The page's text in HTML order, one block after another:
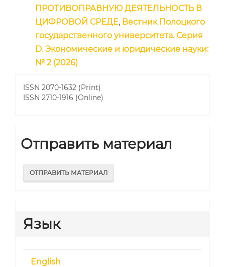
ПРОТИВОПРАВНУЮ ДЕЯТЕЛЬНОСТЬ В
ЦИФРОВОЙ СРЕДЕ, Вестник Полоцкого
государственного университета. Серия
D. Экономические и юридические науки:
№ 2 (2026)
ISSN 2070-1632 (Print)
ISSN 2710-1916 (Online)
Отправить материал
ОТПРАВИТЬ МАТЕРИАЛ
Язык
English